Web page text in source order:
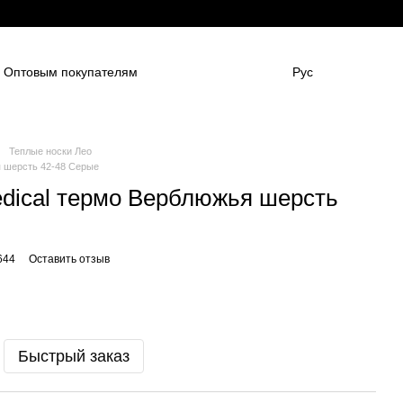
Оптовым покупателям
Рус
Теплые носки Лео
шерсть 42-48 Серые
термо Верблюжья шерсть
Оставить отзыв
Быстрый заказ